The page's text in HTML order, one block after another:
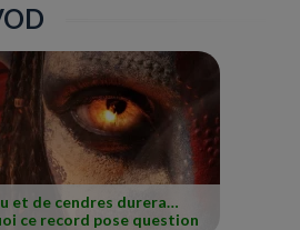
et de cendres durera…
ce record pose question